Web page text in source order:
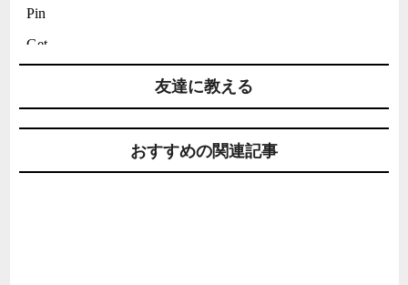
友達に教える
おすすめの関連記事